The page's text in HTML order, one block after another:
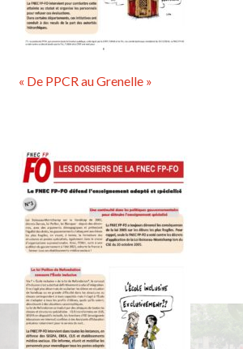
« De PPCR au Grenelle »